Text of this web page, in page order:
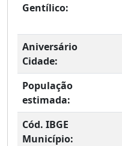
Gentílico:
Aniversário
Cidade:
População
estimada:
Cód. IBGE
Município: